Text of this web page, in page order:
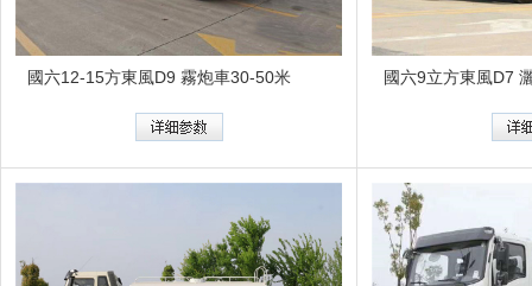
國六12-15方東風D9 霧炮車30-50米 國六9立方東風D7